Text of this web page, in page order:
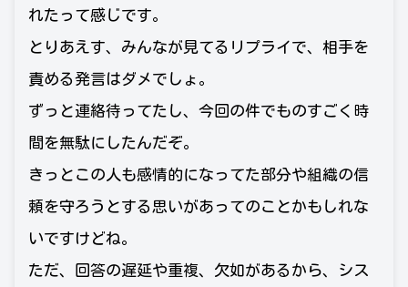
れたって感じです。
とりあえす、みんなが見てるリプライで、相手を
責める発言はダメでしょ。
ずっと連絡待ってたし、今回の件でものすごく時
間を無駄にしたんだぞ。
きっとこの人も感情的になってた部分や組織の信
頼を守ろうとする思いがあってのことかもしれな
いですけどね。
ただ、回答の遅延や重複、欠如があるから、シス